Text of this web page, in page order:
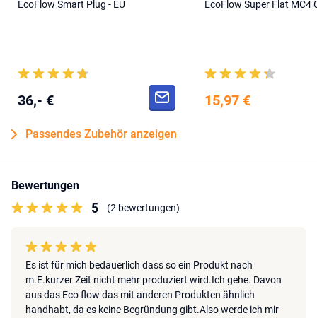
EcoFlow Smart Plug - EU
36,- €
EcoFlow Super Flat MC4
15,97 €
Passendes Zubehör anzeigen
Bewertungen
5 (2 bewertungen)
Es ist für mich bedauerlich dass so ein Produkt nach
m.E.kurzer Zeit nicht mehr produziert wird.Ich gehe. Davon
aus das Eco flow das mit anderen Produkten ähnlich
handhabt, da es keine Begründung gibt.Also werde ich mir